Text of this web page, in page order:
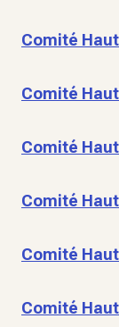
Comité
Comité
Comité
Comité
Comité
Comité